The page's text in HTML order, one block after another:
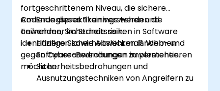
fortgeschrittenem Niveau, die sichere
Codierungspraktiken verstehen und
anwenden, Sicherheitsrisiken in Software
identifizieren sowie Abwehrmaßnahmen
gegen Cyber-Bedrohungen implementieren
möchten.
Am Ende dieses Trainings werden die
Teilnehmer im Stande sein:
Häufige Sicherheitslücken in Web- und
Softwareanwendungen zu verstehen.
Sicherheitsbedrohungen und
Ausnutzungstechniken von Angreifern zu